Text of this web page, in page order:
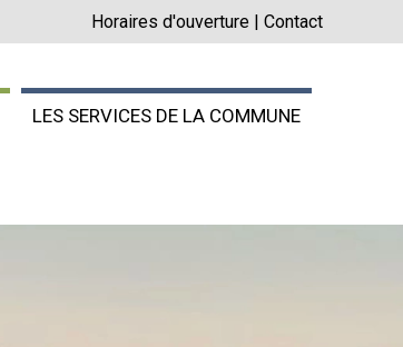
Horaires d'ouverture | Contact
LES SERVICES DE LA COMMUNE